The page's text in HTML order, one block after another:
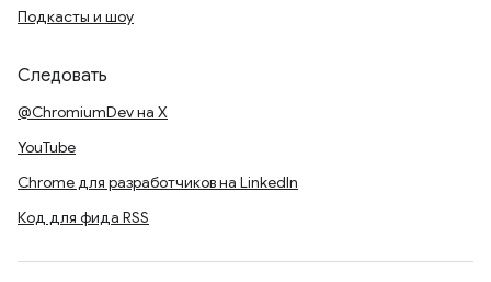
Подкасты и шоу
Следовать
@ChromiumDev на X
YouTube
Chrome для разработчиков на LinkedIn
Код для фида RSS